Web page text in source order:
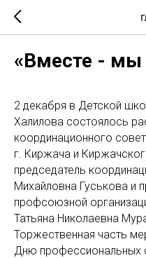
«Вместе - мы
2 декабря в Детской
Халилова состоялось
координационного
г. Киржача и
председатель
Михайловна Гуськова и
профсоюзной
Татьяна Николаевна
Торжественная часть
Дню профессиональных